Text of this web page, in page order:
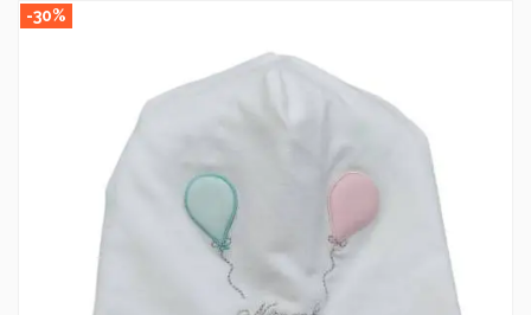
-30%